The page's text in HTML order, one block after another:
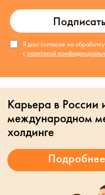
Я даю согласие на
с политикой
Карьера в России
международном
холдинге